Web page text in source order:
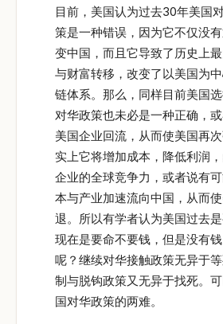
目前，美国认为过去30年美国
策是一种错误，因为它不仅没
变中国，而且它导致了历史上
与财富转移，改变了以美国为
链体系。那么，同样目前美国
对华政策也未必是一种正确，
美国企业回流，从而使美国再
实上它将增加成本，降低利润
企业的全球竞争力，或者说有
本与产业加速流向中国，从而
退。所以有学者认为美国过去是
现在是要命不要钱，但是没有
呢？继续对华接触政策无异于
制与脱钩政策又无异于找死。
国对华政策的两难。